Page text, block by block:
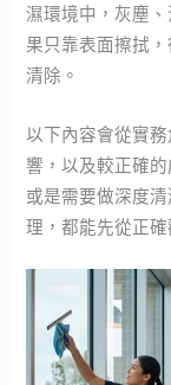
濕環境中，灰塵
果只靠表面擦拭
清除。
以下內容會從實
響，以及較正確
或是需要做深度
理，都能先從正